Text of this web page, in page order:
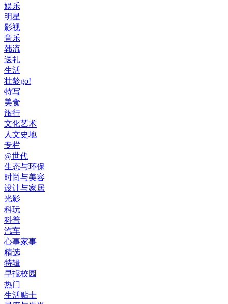
娱乐
明星
影视
音乐
韩流
送礼
生活
壮龄go!
特写
美食
旅行
文化艺术
人文史地
专栏
@世代
生态与环保
时尚与美容
设计与家居
光影
科玩
科普
汽车
心事家事
精选
特辑
早报校园
热门
生活贴士